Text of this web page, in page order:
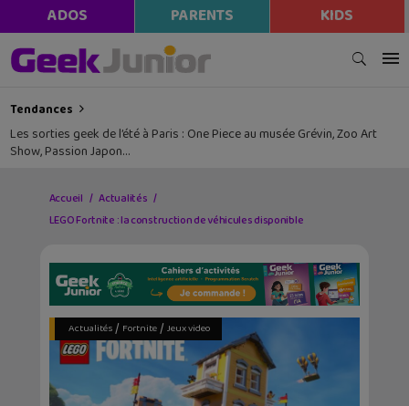
ADOS PARENTS KIDS
Tendances
Les sorties geek de l’été à Paris : One Piece au musée Grévin, Zoo Art
Show, Passion Japon…
Accueil
Actualités
LEGO Fortnite : la construction de véhicules disponible
Actualités/ Fortnite/ Jeux video